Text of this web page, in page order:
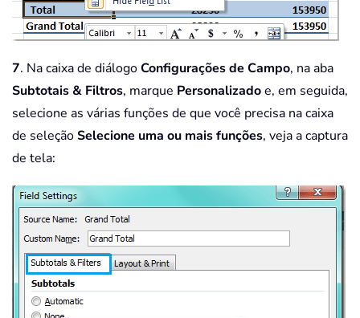
7. Na caixa de diálogoConfigurações de Campo, na aba
Subtotais & Filtros, marque Personalizadoe, em seguida,
selecione as várias funções de que você precisa na caixa
de seleçãoSelecione uma ou mais funções, veja a captura
de tela: